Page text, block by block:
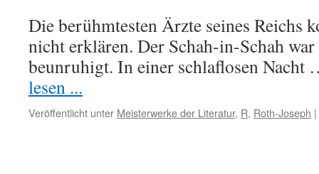
Die berühmtesten Ärzte seines Reichs
nicht erklären. Der Schah-in-Schah war
beunruhigt. In einer schlaflosen
lesen ...
Veröffentlicht unter Meisterwerke der Literatur, R, Roth-Joseph |